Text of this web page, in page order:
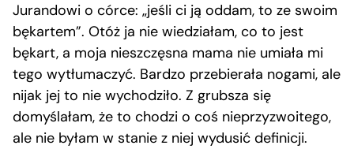
Jurandowi o córce: „jeśli ci ją oddam, to ze swoim
bękartem”. Otóż ja nie wiedziałam, co to jest
bękart, a moja nieszczęsna mama nie umiała mi
tego wytłumaczyć. Bardzo przebierała nogami, ale
nijak jej to nie wychodziło. Z grubsza się
domyślałam, że to chodzi o coś nieprzyzwoitego,
ale nie byłam w stanie z niej wydusić definicji.